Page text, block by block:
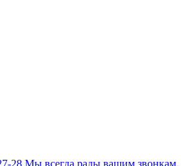
28 Мы всегда рады вашим звонкам.